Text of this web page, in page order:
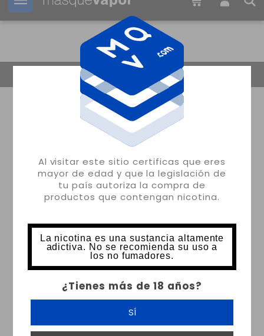
Al visitar este sitio certificas que eres
mayor de edad y que la legislación de
tu país autoriza la compra de
productos que contengan nicotina.
La nicotina es una sustancia altamente
adictiva. No se recomienda su uso a
los no fumadores.
¿Tienes más de 18 años?
SÍ
Tu pedido puede ser enviado en 44m: 30s